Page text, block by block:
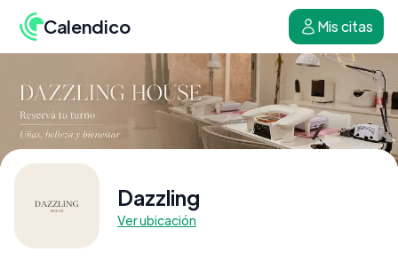
Calendico Mis citas
Dazzling
Ver ubicación